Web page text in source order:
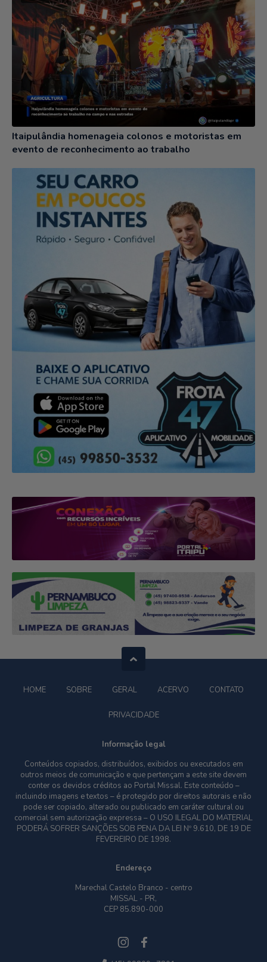
Itaipulândia homenageia colonos e motoristas em
evento de reconhecimento ao trabalho
HOME SOBRE GERAL ACERVO CONTATO
PRIVACIDADE
Informação legal
Conteúdos copiados, distribuídos, exibidos ou executados em
outros meios de comunicação e que pertençam a este site devem
conter os devidos créditos ao Portal Missal. Este conteúdo –
incluindo imagens e textos – é protegido por direitos autorais e não
pode ser copiado, alterado ou publicado em caráter cultural ou
comercial sem autorização expressa – O USO ILEGAL DO MATERIAL
PODERÁ SOFRER SANÇÕES SOB PENA DA LEI Nº 9.610, DE 19 DE
FEVEREIRO DE 1998.
Endereço
Marechal Castelo Branco - centro
MISSAL - PR,
CEP 85.890-000